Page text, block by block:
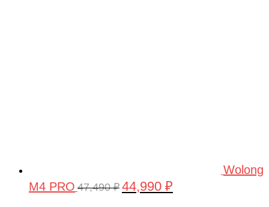
Wolong
M4 PRO 47,490₽ Первоначальная
44,990 ₽